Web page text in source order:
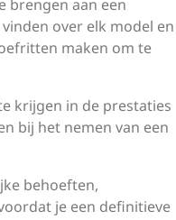
brengen aan een
over elk model en
maken om te
krijgen in de prestaties
bij het nemen van een
behoeften,
je een definitieve